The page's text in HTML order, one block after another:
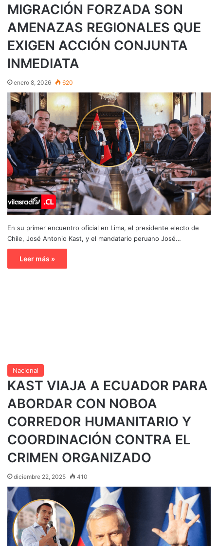
MIGRACIÓN FORZADA SON
AMENAZAS REGIONALES QUE
EXIGEN ACCIÓN CONJUNTA
INMEDIATA
enero 8, 2026 620
En su primer encuentro oficial en Lima, el presidente electo de
Chile, José Antonio Kast, y el mandatario peruano José…
Leer más »
Nacional
KAST VIAJA A ECUADOR PARA
ABORDAR CON NOBOA
CORREDOR HUMANITARIO Y
COORDINACIÓN CONTRA EL
CRIMEN ORGANIZADO
diciembre 22, 2025 410